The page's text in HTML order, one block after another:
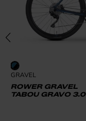
GRAVEL
ROWER GRAVEL
TABOU GRAVO 3.0